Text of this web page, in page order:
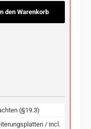
oder benutze die Schaltflächen
den Warenkorb
(§19.3)
/ incl.